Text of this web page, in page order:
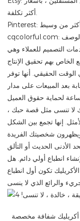
أكثر تكلفة.
cqcolorful.com: بائع عبر الإنترنت ، يمكنك إرسال "استفسار" لوصف
التصميم للعملاء وهي
بهم تحقيق الإنتاج
الحقيقي. أنها توفر
بعد المبيعات على مدار
لا تنسى مثل قصة حبك ،
إنها تجمع بين الشكل
ويظهرون شخصيتك الفريدة
الحديث أو التألق
انطباع أولي دائم. هل
تكون أول انطباع
شفافة مخصصة